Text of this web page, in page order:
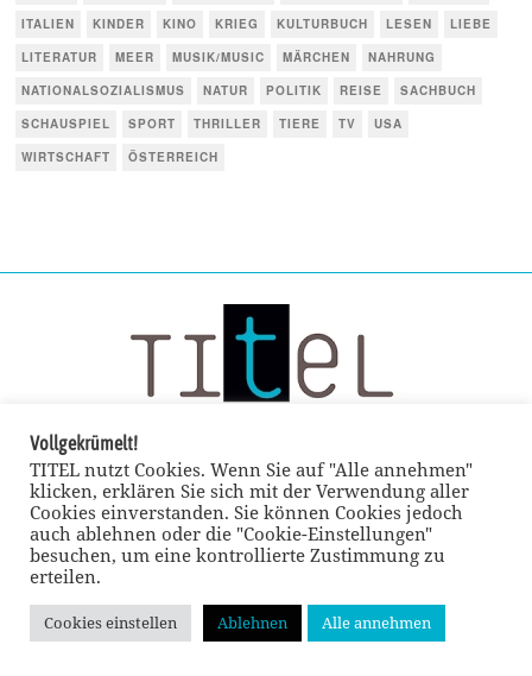
ITALIEN
KINDER KINO KRIEG KULTURBUCH LESEN
LIEBE
LITERATUR
MEER MUSIK/MUSIC MÄRCHEN
NAHRUNG
NATIONALSOZIALISMUS
NATUR POLITIK REISE
SACHBUCH
SCHAUSPIEL
SPORT THRILLER TIERE TV
USA
WIRTSCHAFT
ÖSTERREICH
© TITEL kulturmagazin 2022
Vollgekrümelt!
TITEL nutzt Cookies. Wenn Sie auf "Alle annehmen"
klicken, erklären Sie sich mit der Verwendung aller
Cookies einverstanden. Sie können Cookies jedoch
auch ablehnen oder die "Cookie-Einstellungen"
besuchen, um eine kontrollierte Zustimmung zu
erteilen.
Cookies einstellen Ablehnen Alle annehmen